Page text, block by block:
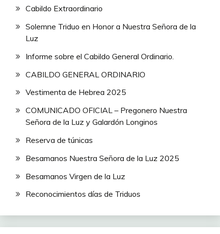
Cabildo Extraordinario
Solemne Triduo en Honor a Nuestra Señora de la
Luz
Informe sobre el Cabildo General Ordinario.
CABILDO GENERAL ORDINARIO
Vestimenta de Hebrea 2025
COMUNICADO OFICIAL – Pregonero Nuestra
Señora de la Luz y Galardón Longinos
Reserva de túnicas
Besamanos Nuestra Señora de la Luz 2025
Besamanos Virgen de la Luz
Reconocimientos días de Triduos